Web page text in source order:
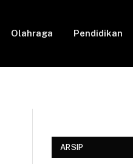
Olahraga Pendidikan
ARSIP